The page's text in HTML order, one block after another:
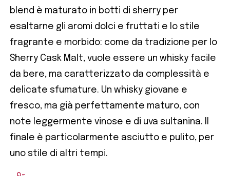
blend è maturato in botti di sherry per
esaltarne gli aromi dolci e fruttati e lo stile
fragrante e morbido: come da tradizione per lo
Sherry Cask Malt, vuole essere un whisky facile
da bere, ma caratterizzato da complessità e
delicate sfumature. Un whisky giovane e
fresco, ma già perfettamente maturo, con
note leggermente vinose e di uva sultanina. Il
finale è particolarmente asciutto e pulito, per
uno stile di altri tempi.